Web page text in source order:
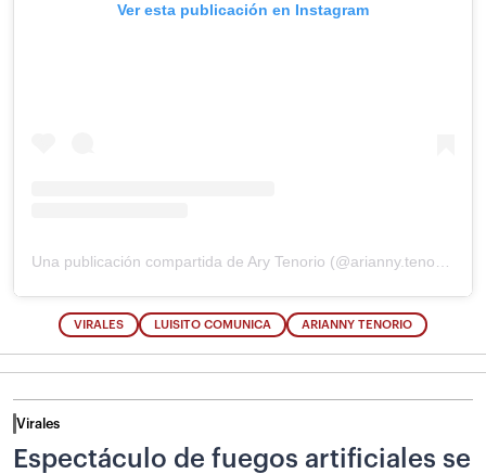
Ver esta publicación en Instagram
VIRALES LUISITO COMUNICA ARIANNY TENORIO
Virales
Espectáculo de fuegos artificiales se